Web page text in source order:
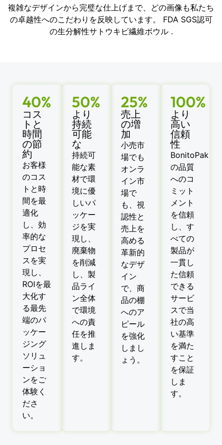
複雑なデザインから完璧な仕上げまで、どの画像も私たち
の卓越性へのこだわりを反映しています。 FDA SGS認可
の生分解性サトウキビ繊維ボウル .
40%
コス
トと
時間
の節
約
お客様
のコス
トと時
間を最
適化
し、効
率的な
プロセ
スを実
現し、
ROIを最
大化す
る最先
端のパ
ッケー
ジング
ソリュ
ーショ
ンをご
体験く
ださ
い。
50%
より
持続
可能
な
持続可
能な素
材で環
境に優
しいパ
ッケー
ジを実
現し、
廃棄物
を削減
し、製
品ライ
ン全体
で環境
への責
任を推
進しま
す。
25%
売上
の増
加
小売市
場でも
オンラ
イン市
場で
も、視
認性と
売上を
高める
革新的
なデザ
イン
で、商
品の棚
へのア
ピール
を強化
しまし
ょう。
100%
より
高い
信頼
性
BonitoPak
の品質
へのコ
ミット
メント
を信頼
し、す
べての
製品が
一貫し
た信頼
できる
サービ
スで当
社の高
い基準
を満た
すこと
を保証
しま
す。